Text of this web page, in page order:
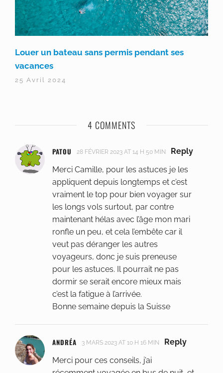
Louer un bateau sans permis pendant ses
vacances
25 Avril 2024
4 COMMENTS
PATOU 28 FÉVRIER 2023 AT 14 H 50 MIN
Reply
Merci Camille, pour les astuces je les
appliquent depuis longtemps et c’est
vraiment le top pour bien voyager sur
les longs vols surtout, par contre
maintenant hélas avec l’âge mon mari
ronfle un peu, et cela l’embête car il
veut pas déranger les autres
voyageurs, donc je suis preneuse
pour les astuces. Il pourrait ne pas
dormir se serait encore mieux mais
c’est la fatigue à l’arrivée.
Bonne semaine depuis la Suisse
ANDRÉA 3 MARS 2023 AT 10 H 16 MIN
Reply
Merci pour ces conseils, j’ai